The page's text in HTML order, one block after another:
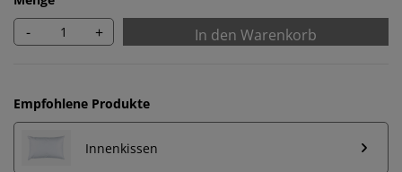
- + In den Warenkorb
Empfohlene Produkte
Innenkissen